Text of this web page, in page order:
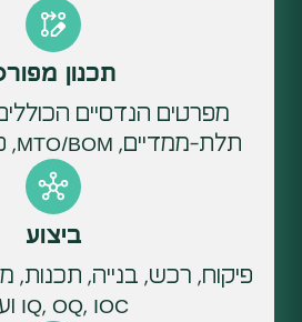
תכנון
מפרטים הנדסיים
תלת-ממדיים, MTO/BOM, פריסות ו-PI&Ds
ביצוע
IQ, OQ, IOC ועוד